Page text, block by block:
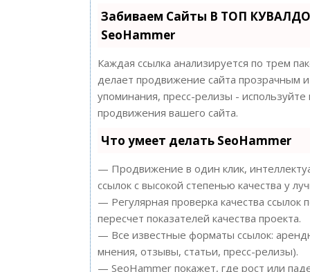
Забиваем Сайты В ТОП
SeoHammer
Каждая ссылка анализируется по трем
делает продвижение сайта прозрачным
упоминания, пресс-релизы -
продвижения вашего сайта.
Что умеет делать SeoHammer
— Продвижение в один клик,
ссылок с высокой степенью качества у
— Регулярная проверка качества
пересчет показателей качества проекта.
— Все известные форматы ссылок:
мнения, отзывы, статьи, пресс-релизы).
— SeoHammer покажет, где рост или